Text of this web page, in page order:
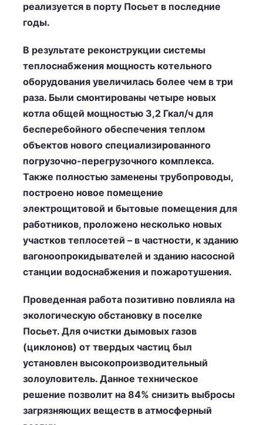
реализуется в порту Посьет в последние
годы.
В результате реконструкции системы
теплоснабжения мощность котельного
оборудования увеличилась более чем в три
раза. Были смонтированы четыре новых
котла общей мощностью 3,2 Гкал/ч для
бесперебойного обеспечения теплом
объектов нового специализированного
погрузочно-перегрузочного комплекса.
Также полностью заменены трубопроводы,
построено новое помещение
электрощитовой и бытовые помещения для
работников, проложено несколько новых
участков теплосетей – в частности, к зданию
вагоноопрокидывателей и зданию насосной
станции водоснабжения и пожаротушения.
Проведенная работа позитивно повлияла на
экологическую обстановку в поселке
Посьет. Для очистки дымовых газов
(циклонов) от твердых частиц был
установлен высокопроизводительный
золоуловитель. Данное техническое
решение позволит на 84% снизить выбросы
загрязняющих веществ в атмосферный